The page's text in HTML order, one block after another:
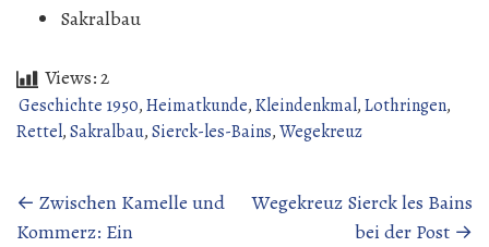
Sakralbau
Views:2
Geschichte 1950,Heimatkunde,Kleindenkmal,Lothringen,
Rettel,Sakralbau,Sierck-les-Bains,Wegekreuz
Beitragsnavigation
← Zwischen Kamelle und
Kommerz: Ein
Wegekreuz Sierck les Bains
bei der Post →